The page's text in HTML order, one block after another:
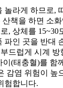
놀라게 하므로,
책을 하면 소
, 상체를 15~30
파인 곳을 반대
드럽게 시계
(태충혈)를 함
감염 위험이 높
험합니다.